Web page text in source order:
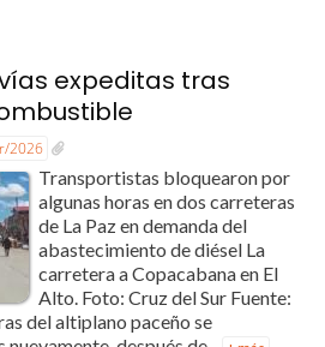
expeditas tras
2026
Transportistas bloquearon por
algunas horas en dos carreteras
de La Paz en demanda del
abastecimiento de diésel La
carretera a Copacabana en El
Alto. Foto: Cruz del Sur Fuente:
del altiplano paceño se